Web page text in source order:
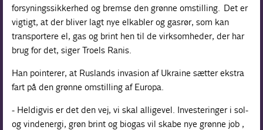
forsyningssikkerhed og bremse den grønne omstilling. Det er
vigtigt, at der bliver lagt nye elkabler og gasrør, som kan
transportere el, gas og brint hen til de virksomheder, der har
brug for det, siger Troels Ranis.
Han pointerer, at Ruslands invasion af Ukraine sætter ekstra
fart på den grønne omstilling af Europa.
- Heldigvis er det den vej, vi skal alligevel. Investeringer i sol-
og vindenergi, grøn brint og biogas vil skabe nye grønne job ,